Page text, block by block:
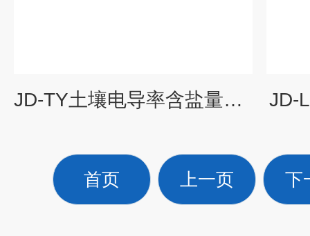
JD-TY土壤电导率含盐量测定仪 JD-
首页 上一页 下